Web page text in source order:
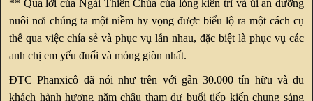
** Qua lời của Ngài Thiên Chúa của lòng kiên trì và ủi an dưỡng
nuôi nơi chúng ta một niềm hy vọng được biểu lộ ra một cách cụ
thể qua việc chía sẻ và phục vụ lẫn nhau, đặc biệt là phục vụ các
anh chị em yếu đuối và mỏng giòn nhất.
ĐTC Phanxicô đã nói như trên với gần 30.000 tín hữu và du
khách hành hương năm châu tham dự buổi tiếp kiến chung sáng